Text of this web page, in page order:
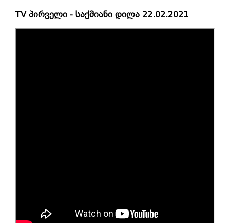
TV პირველი - საქმიანი დილა 22.02.2021